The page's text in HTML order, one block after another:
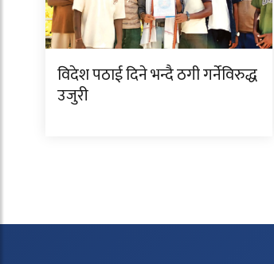
विदेश पठाई दिने भन्दै ठगी गर्नेविरुद्ध
उजुरी